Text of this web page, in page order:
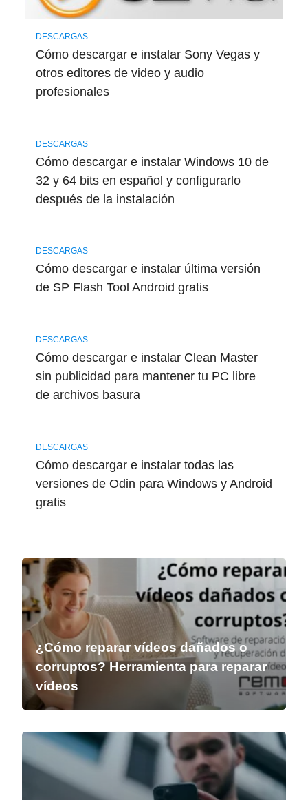
DESCARGAS
Cómo descargar e instalar Sony Vegas y
otros editores de video y audio
profesionales
DESCARGAS
Cómo descargar e instalar Windows 10 de
32 y 64 bits en español y configurarlo
después de la instalación
DESCARGAS
Cómo descargar e instalar última versión
de SP Flash Tool Android gratis
DESCARGAS
Cómo descargar e instalar Clean Master
sin publicidad para mantener tu PC libre
de archivos basura
DESCARGAS
Cómo descargar e instalar todas las
versiones de Odin para Windows y Android
gratis
¿Cómo reparar vídeos dañados o
corruptos? Herramienta para reparar
vídeos